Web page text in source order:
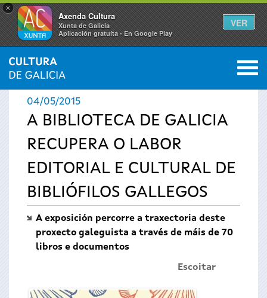
×
Axenda Cultura
Xunta de Galicia
Aplicación gratuíta - En Google Play
VER
Vostede
está
aquí
INICIO › ACTUALIDADE 0
04/05/2015
A BIBLIOTECA DE GALICIA
RECUPERA O LABOR
EDITORIAL E CULTURAL DE
BIBLIÓFILOS GALLEGOS
A exposición percorre a traxectoria deste
proxecto galeguista a través de máis de 70
libros e documentos
Escoitar